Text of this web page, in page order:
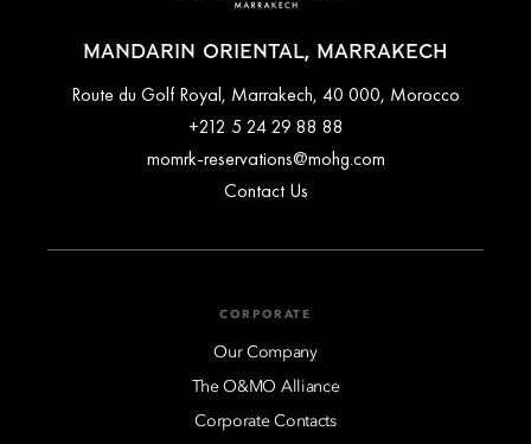
MANDARIN ORIENTAL, MARRAKECH
Route du Golf Royal, Marrakech, 40 000, Morocco
+212 5 24 29 88 88
momrk-reservations@mohg.com
Contact Us
CORPORATE
Our Company
The O&MO Alliance
Corporate Contacts